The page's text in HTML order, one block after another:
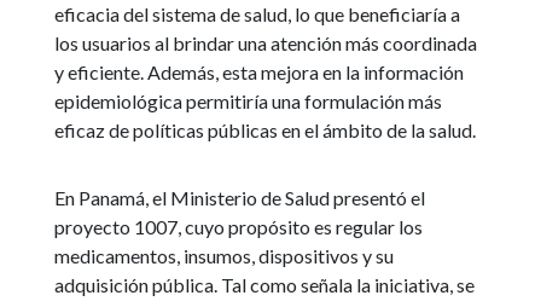
eficacia del sistema de salud, lo que beneficiaría a
los usuarios al brindar una atención más coordinada
y eficiente. Además, esta mejora en la información
epidemiológica permitiría una formulación más
eficaz de políticas públicas en el ámbito de la salud.
En Panamá, el Ministerio de Salud presentó el
proyecto 1007, cuyo propósito es regular los
medicamentos, insumos, dispositivos y su
adquisición pública. Tal como señala la iniciativa, se